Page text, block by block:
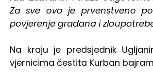
Za sve ovo je prvenstveno
povjerenje građana i
Na kraju je predsjednik
vjernicima čestita Kurban